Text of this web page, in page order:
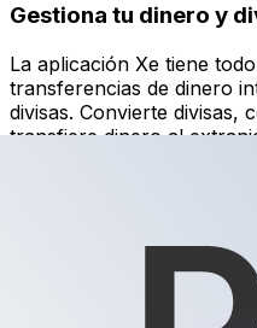
Gestiona tu dinero y
La aplicación Xe tiene
transferencias de dinero
divisas. Convierte divisas,
transfiere dinero al